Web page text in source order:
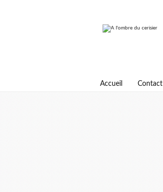
Accueil Contact